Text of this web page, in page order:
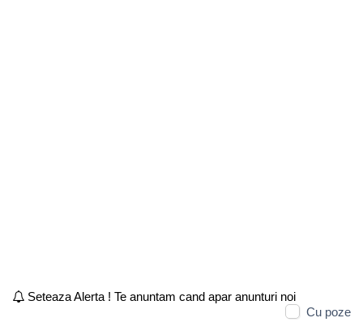
Seteaza Alerta ! Te anuntam cand apar anunturi noi
Cu poze